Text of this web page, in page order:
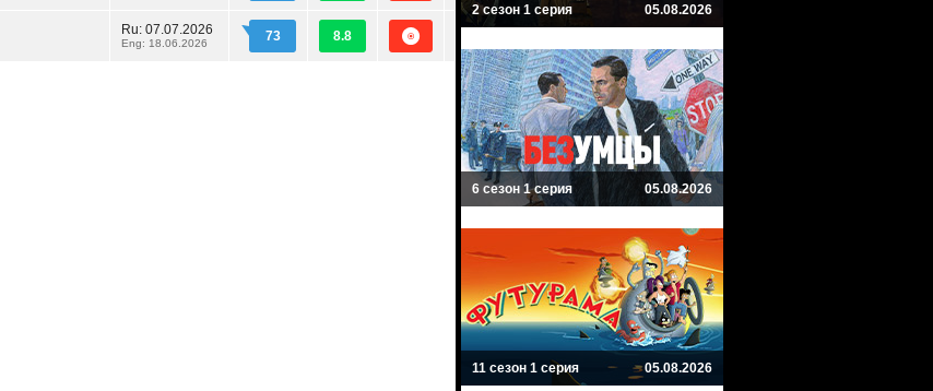
Ru: 07.07.2026
Eng: 18.06.2026 73 8.8
2 сезон 1 серия 05.08.2026
6 сезон 1 серия 05.08.2026
11 сезон 1 серия 05.08.2026